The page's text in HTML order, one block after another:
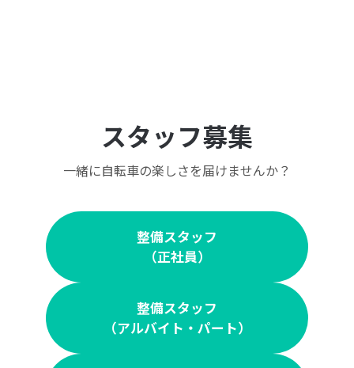
スタッフ募集
一緒に自転車の楽しさを届けませんか？
整備スタッフ
（正社員）
整備スタッフ
（アルバイト・パート）